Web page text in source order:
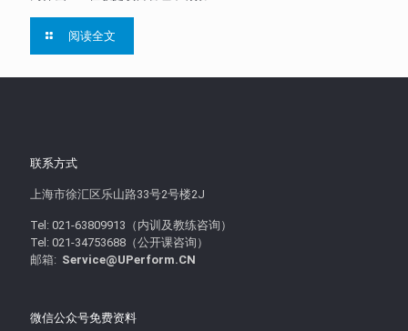
阅读全文
联系方式
上海市徐汇区乐山路33号2号楼2J
Tel: 021-63809913（内训及教练咨询）
Tel: 021-34753688（公开课咨询）
邮箱: Service@UPerform.CN
微信公众号免费资料